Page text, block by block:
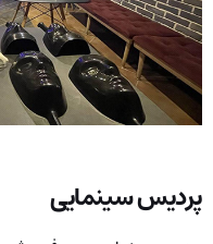
پردیس سینمایی